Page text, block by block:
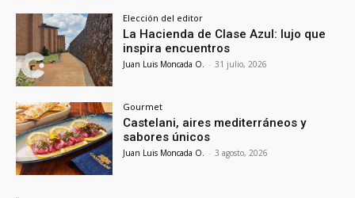
Elección del editor
La Hacienda de Clase Azul: lujo que
inspira encuentros
Juan Luis Moncada O. - 31 julio, 2026
Gourmet
Castelani, aires mediterráneos y
sabores únicos
Juan Luis Moncada O. - 3 agosto, 2026